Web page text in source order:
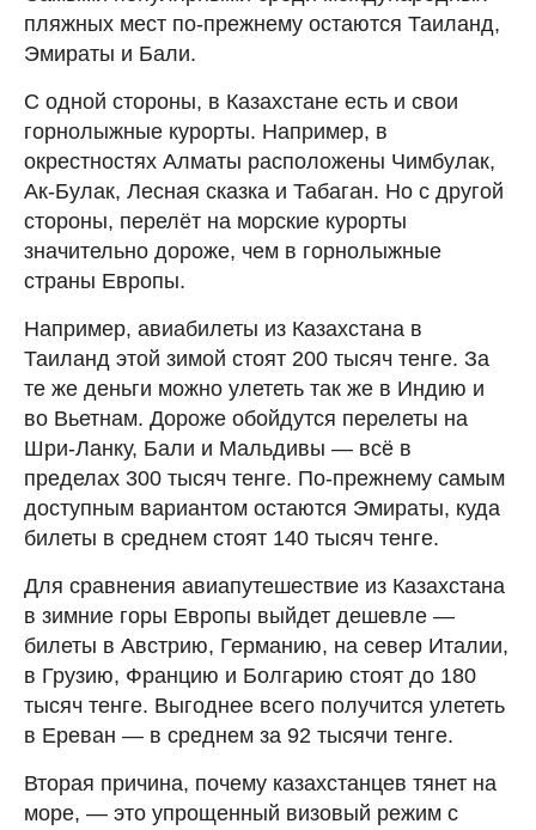
пляжных мест по-прежнему остаются Таиланд,
Эмираты и Бали.
С одной стороны, в Казахстане есть и свои
горнолыжные курорты. Например, в
окрестностях Алматы расположены Чимбулак,
Ак-Булак, Лесная сказка и Табаган. Но с другой
стороны, перелёт на морские курорты
значительно дороже, чем в горнолыжные
страны Европы.
Например, авиабилеты из Казахстана в
Таиланд этой зимой стоят 200 тысяч тенге. За
те же деньги можно улететь так же в Индию и
во Вьетнам. Дороже обойдутся перелеты на
Шри-Ланку, Бали и Мальдивы — всё в
пределах 300 тысяч тенге. По-прежнему самым
доступным вариантом остаются Эмираты, куда
билеты в среднем стоят 140 тысяч тенге.
Для сравнения авиапутешествие из Казахстана
в зимние горы Европы выйдет дешевле —
билеты в Австрию, Германию, на север Италии,
в Грузию, Францию и Болгарию стоят до 180
тысяч тенге. Выгоднее всего получится улететь
в Ереван — в среднем за 92 тысячи тенге.
Вторая причина, почему казахстанцев тянет на
море, — это упрощенный визовый режим с